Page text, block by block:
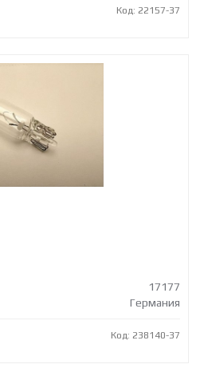
Код: 22157-37
17177
Германия
Код: 238140-37